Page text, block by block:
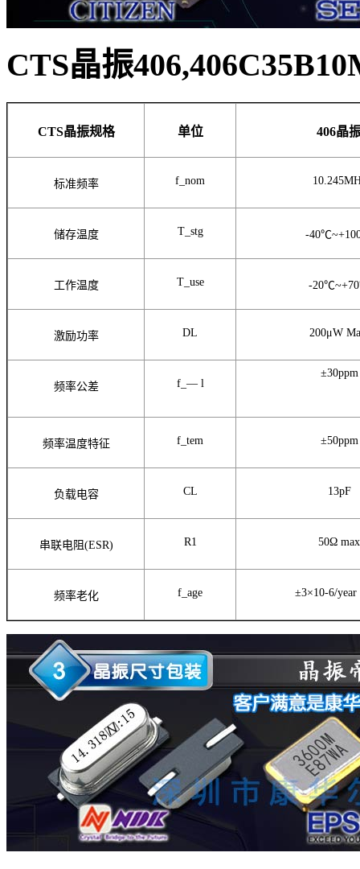
CTS晶振
CTS晶振规格 单位 406晶
标准频率 f_nom
储存温度 T_stg -
工作温度 T_use -
激励功率 DL 200μW
频率公差 f_— l
±30ppm
频率温度特征 f_tem ±50ppm
负载电容 CL 13pF
串联电阻(ESR) R1 50Ω max
频率老化 f_age ±3×10-6/year